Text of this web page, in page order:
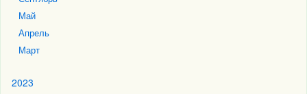
Май
Апрель
Март
2023